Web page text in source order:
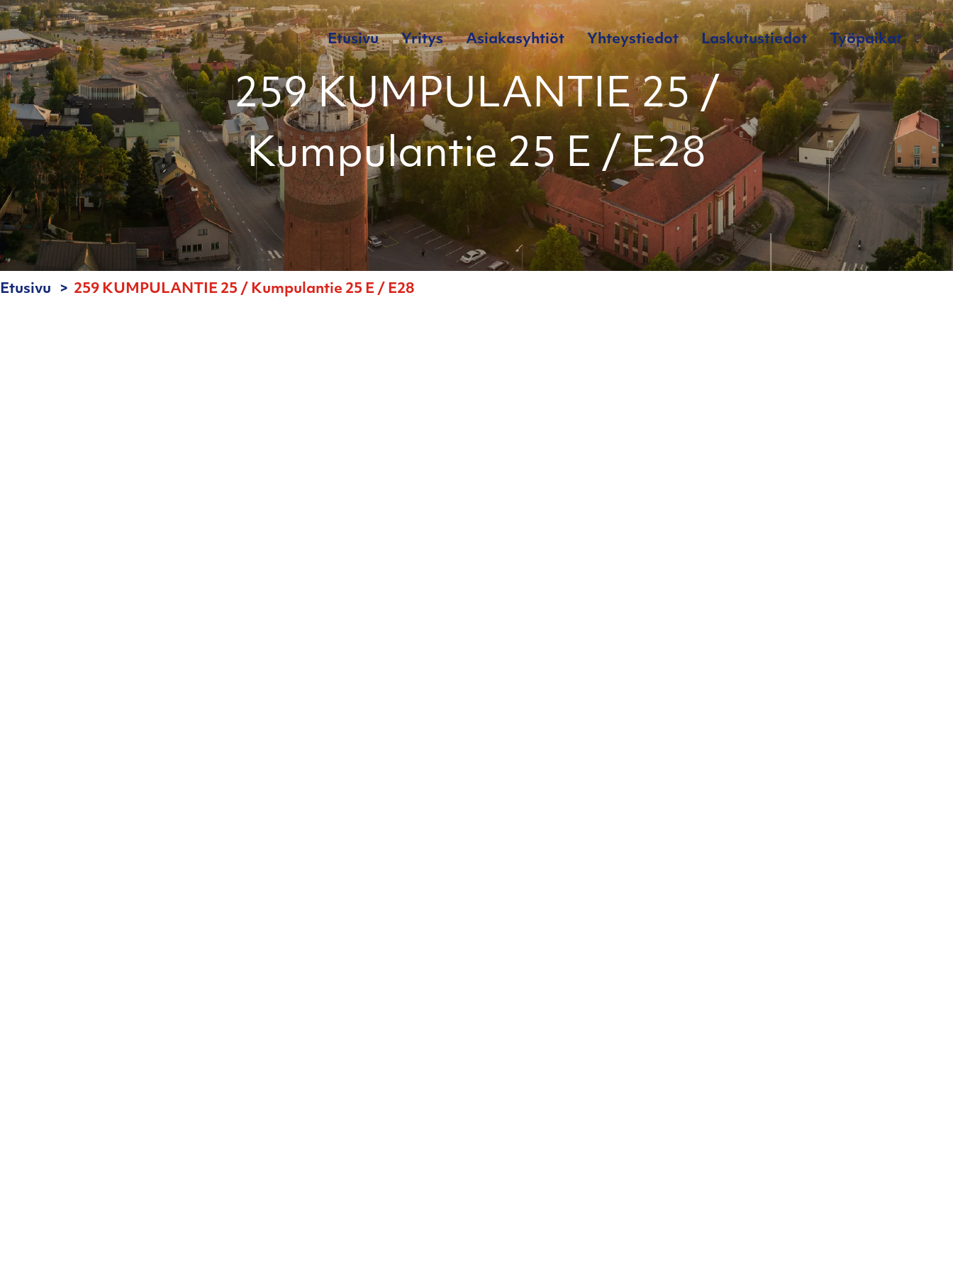
Etusivu Yritys Asiakasyhtiöt Yhteystiedot Laskutustiedot Työpaikat
259 KUMPULANTIE 25 /
Kumpulantie 25 E / E28
Etusivu 259 KUMPULANTIE 25 / Kumpulantie 25 E / E28